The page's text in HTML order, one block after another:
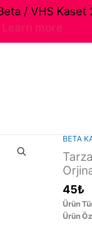
BETA
45₺
Ürün
Ürün
/ VHS Kaset
Learn more